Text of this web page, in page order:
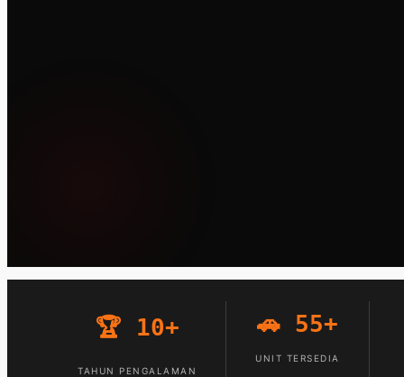
🏆 10+
TAHUN PENGALAMAN
🚗 55+
UNIT TERSEDIA